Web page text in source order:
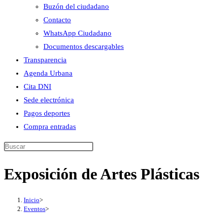
Buzón del ciudadano
Contacto
WhatsApp Ciudadano
Documentos descargables
Transparencia
Agenda Urbana
Cita DNI
Sede electrónica
Pagos deportes
Compra entradas
Buscar
esta
Exposición de Artes Plásticas
Inicio>
Eventos>